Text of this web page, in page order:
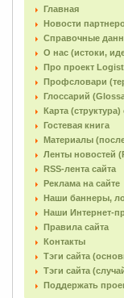
Главная
Новости
Справочные
О нас (истоки,
Про проект
Профсловари
Глоссарий
Карта (структура)
Гостевая книга
Материалы
Ленты новостей
RSS-лента сайта
Реклама на сайте
Наши баннеры,
Наши Интернет-
Правила сайта
Контакты
Тэги сайта
Тэги сайта
Поддержать